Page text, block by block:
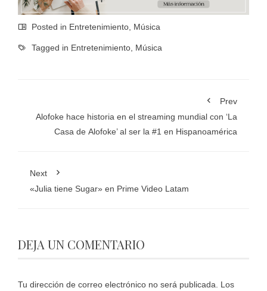
Posted in Entretenimiento, Música
Tagged in Entretenimiento, Música
Prev
Alofoke hace historia en el streaming mundial con ‘La
Casa de Alofoke’ al ser la #1 en Hispanoamérica
Next
«Julia tiene Sugar» en Prime Video Latam
DEJA UN COMENTARIO
Tu dirección de correo electrónico no será publicada. Los